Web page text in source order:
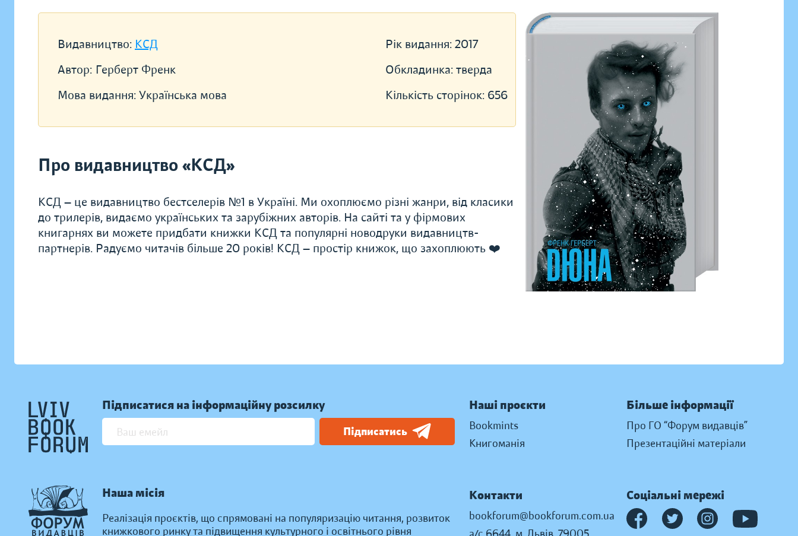
Видавництво: КСД
Автор: Герберт Френк
Мова видання: Українська мова
Рік видання: 2017
Обкладинка: тверда
Кількість сторінок: 656
Про видавництво «КСД»
КСД — це видавництво бестселерів №1 в Україні. Ми охоплюємо різні жанри, від класики
до трилерів, видаємо українських та зарубіжних авторів. На сайті та у фірмових
книгарнях ви можете придбати книжки КСД та популярні новодруки видавництв-
партнерів. Радуємо читачів більше 20 років! КСД — простір книжок, що захоплюють ❤️
Підписатися на інформаційну розсилку
Підписатись
Наша місія
Реалізація проєктів, що спрямовані на популяризацію читання, розвиток
книжкового ринку та підвищення культурного і освітнього рівня
Наші проєкти
Bookmints
Книгоманія
Більше інформації
Про ГО “Форум видавців”
Презентаційні матеріали
Контакти
bookforum@bookforum.com.ua
Соціальні мережі